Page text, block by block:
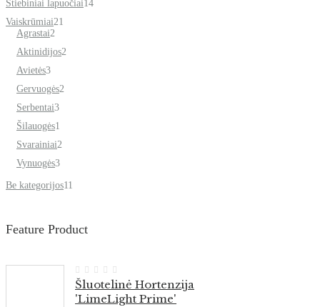
Stiebiniai lapuočiai1414
Vaiskrūmiai21
Agrastai2
Aktinidijos2
Avietės33
Gervuogės2
Serbentai33
Šilauogės1
Svarainiai2
Vynuogės33
Be kategorijos11
Feature Product
Šluotelinė Hortenzija
'LimeLight Prime'